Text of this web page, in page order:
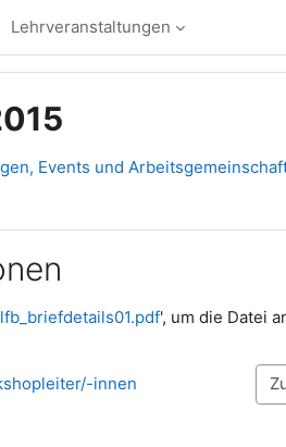
Lehrveranstaltungen
Events und
', um die Datei
innen